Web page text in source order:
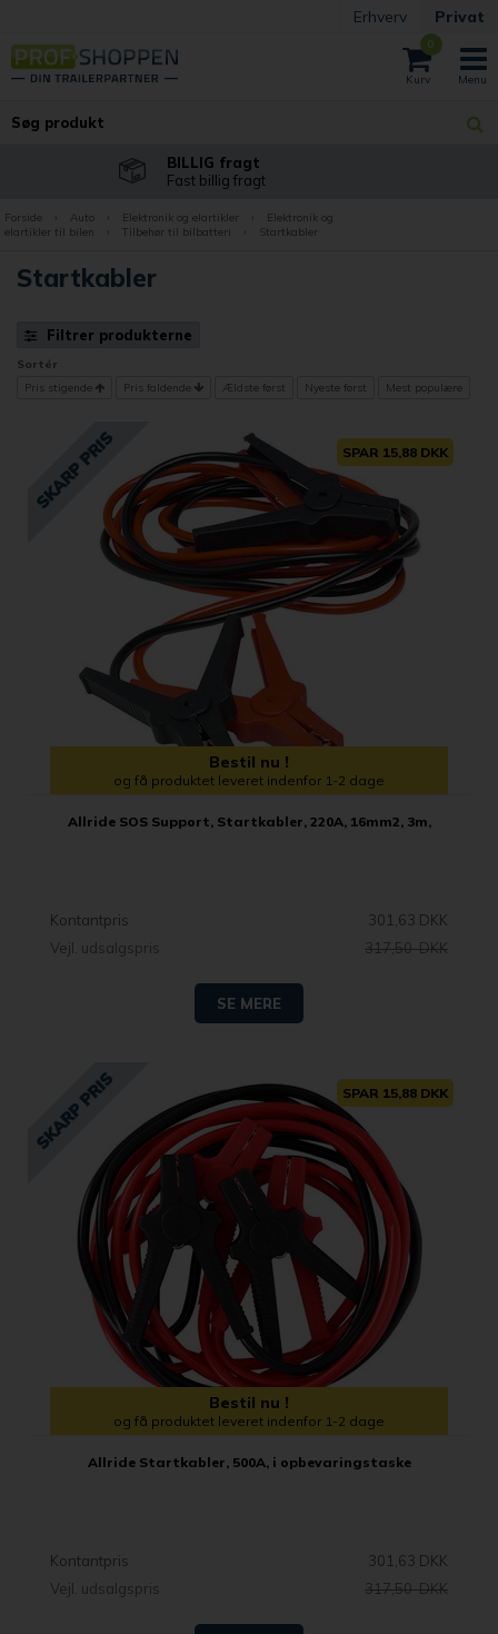
Erhverv Privat
0
Billig fragt af trailere
til din adresse
Forside Auto Elektronik og elartikler
Elektronik og
elartikler til bilen
Tilbehør til bilbatteri Startkabler
Startkabler
Filtrer produkterne
Sortér
Pris stigende
Pris faldende Ældste først Nyeste først Mest populære
SPAR 15,88 DKK
Bestil nu !
og få produktet leveret indenfor 1-2 dage
Allride SOS Support, Startkabler, 220A, 16mm2, 3m,
Kontantpris
301,63 DKK
Vejl. udsalgspris
317,50 DKK
SE MERE
SPAR 15,88 DKK
Bestil nu !
og få produktet leveret indenfor 1-2 dage
Allride Startkabler, 500A, i opbevaringstaske
Kontantpris
301,63 DKK
Vejl. udsalgspris
317,50 DKK